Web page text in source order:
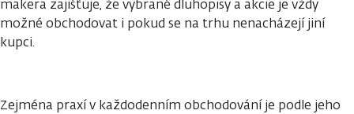
makera zajišťuje, že vybrané dluhopisy a akcie je vždy
možné obchodovat i pokud se na trhu nenacházejí jiní
kupci.
Zejména praxí v každodenním obchodování je podle jeho